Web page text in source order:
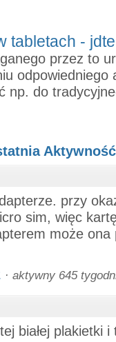
tabletach -
przez to
odpowiedniego
np. do
Aktywność
przy
sim, więc
może
· aktywny 645
białej plakietki